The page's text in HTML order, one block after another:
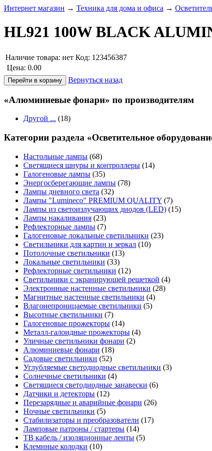
Интернет магазин → Техника для дома и офиса →
HL921 100W BLACK
Наличие товара: нет Код: 123456387
Цена: 0.00
Вернуться назад
«Алюминиевые фонари» по производителям
Другой ... (18)
Категории раздела «Осветительное
Настольные лампы (68)
Светящиеся шнуры и контроллеры (14)
Галогеновые лампы (35)
Энергосберегающие лампы (78)
Лампы дневного света (32)
Лампы "Lumineco" PREMIUM QUALITY (7)
Лампы из светоизлучающих диодов (LED) (15)
Лампы накаливания (23)
Рефлекторные лампы (7)
Галогеновые локальные светильники (23)
Светильники для картин и зеркал (10)
Потолочные светильники (13)
Локальные светильники (33)
Рефлекторные светильники (12)
Светильники с экранирующей решеткой (4)
Электронные настенные светильники (28)
Магнитные настенные светильники (4)
Влагонепроницаемые светильники (5)
Высотные светильники (7)
Галогеновые прожекторы (14)
Металл-галоидные прожекторы (4)
Уличные светильники фонари (2)
Алюминиевые фонари (18)
Садовые светильники (52)
Углубляемые светодиодные светильники (3)
Солнечные светильники (4)
Светящиеся светодиодные занавески (6)
Датчики и детекторы (12)
Перезарядные и аварийные фонари (26)
Ночные светильники (5)
Стабилизаторы и преобразователи (17)
Ламповые патроны / стартеры (14)
ТВ кабель / изоляционные ленты (5)
Клемнные колодки (10)